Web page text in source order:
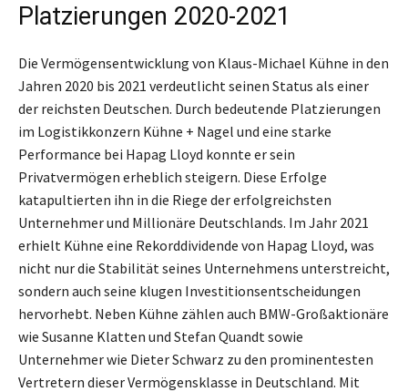
Platzierungen 2020-2021
Die Vermögensentwicklung von Klaus-Michael Kühne in den
Jahren 2020 bis 2021 verdeutlicht seinen Status als einer
der reichsten Deutschen. Durch bedeutende Platzierungen
im Logistikkonzern Kühne + Nagel und eine starke
Performance bei Hapag Lloyd konnte er sein
Privatvermögen erheblich steigern. Diese Erfolge
katapultierten ihn in die Riege der erfolgreichsten
Unternehmer und Millionäre Deutschlands. Im Jahr 2021
erhielt Kühne eine Rekorddividende von Hapag Lloyd, was
nicht nur die Stabilität seines Unternehmens unterstreicht,
sondern auch seine klugen Investitionsentscheidungen
hervorhebt. Neben Kühne zählen auch BMW-Großaktionäre
wie Susanne Klatten und Stefan Quandt sowie
Unternehmer wie Dieter Schwarz zu den prominentesten
Vertretern dieser Vermögensklasse in Deutschland. Mit